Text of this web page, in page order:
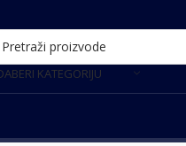
KATEGORIJU
/Torbe i rančevi/Torba